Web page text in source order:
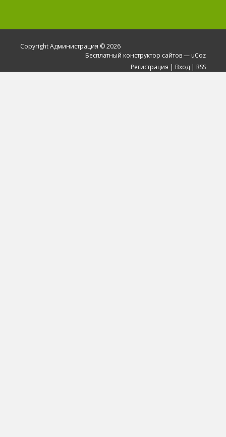
Copyright Администрация © 2026
Бесплатный конструктор сайтов— uCoz
Регистрация | Вход | RSS